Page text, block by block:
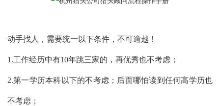
动手找人，需要统一以下条件，不可逾越！
1.工作经历中有10年跳三家的，再优秀也不考虑；
2.第一学历本科以下的不考虑；后面哪怕读到任何高学历也
不考虑；